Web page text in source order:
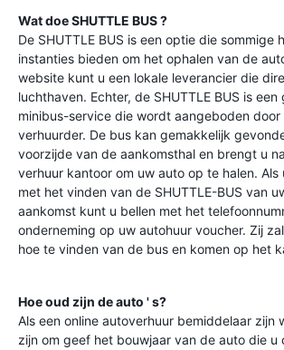
Wat doe SHUTTLE BUS ?
De SHUTTLE BUS is een optie die sommige
instanties bieden om het ophalen van de
website kunt u een lokale leverancier die
luchthaven. Echter, de SHUTTLE BUS is
minibus-service die wordt aangeboden
verhuurder. De bus kan gemakkelijk
voorzijde van de aankomsthal en brengt u
verhuur kantoor om uw auto op te halen.
met het vinden van de SHUTTLE-BUS van
aankomst kunt u bellen met het
onderneming op uw autohuur voucher. Zij
hoe te vinden van de bus en komen op het
Hoe oud zijn de auto ' s?
Als een online autoverhuur bemiddelaar zijn
zijn om geef het bouwjaar van de auto die u